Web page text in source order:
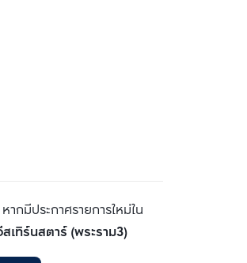
กมีประกาศรายการใหม่ใน
เทิร์นสตาร์ (พระราม3)